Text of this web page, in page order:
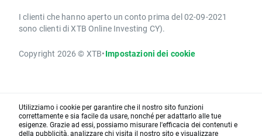
I clienti che hanno aperto un conto prima del 02-09-2021
sono clienti di XTB Online Investing CY).
Copyright 2026 © XTB•Impostazioni dei cookie
Utilizziamo i cookie per garantire che il nostro sito funzioni
correttamente e sia facile da usare, nonché per adattarlo alle tue
esigenze. Grazie ad essi, possiamo misurare l'efficacia dei contenuti e
della pubblicità, analizzare chi visita il nostro sito e visualizzare